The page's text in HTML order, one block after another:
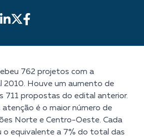
762 projetos com a
2010. Houve um aumento de
711 propostas do edital anterior.
atenção é o maior número de
Norte e Centro-Oeste. Cada
o equivalente a 7% do total das